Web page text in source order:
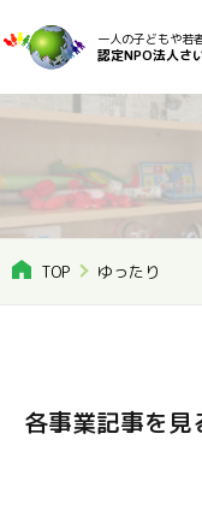
一人の子どもや若
認定NPO法人さ
TOP ゆったり
各事業記事を見